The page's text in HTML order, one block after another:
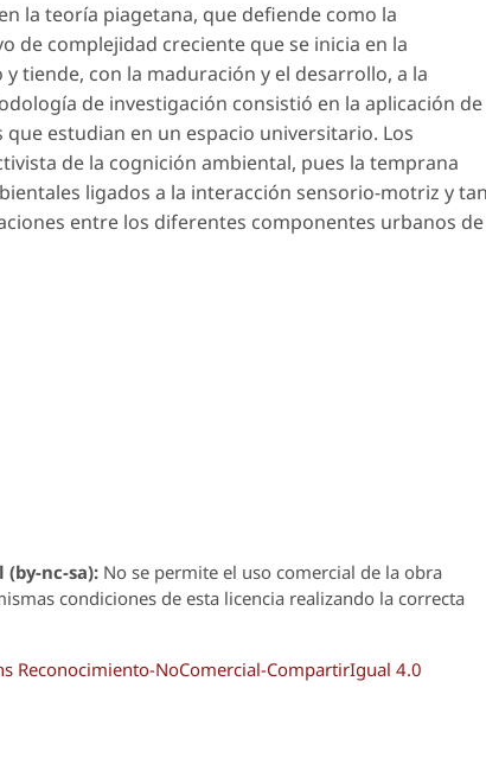
la teoría piagetana, que defiende como la
de complejidad creciente que se inicia en la
tiende, con la maduración y el desarrollo, a la
de investigación consistió en la aplicación de
estudian en un espacio universitario. Los
de la cognición ambiental, pues la temprana
ligados a la interacción sensorio-motriz y
entre los diferentes componentes urbanos de
nc-sa): No se permite el uso comercial de la obra
condiciones de esta licencia realizando la correcta
Reconocimiento-NoComercial-CompartirIgual 4.0